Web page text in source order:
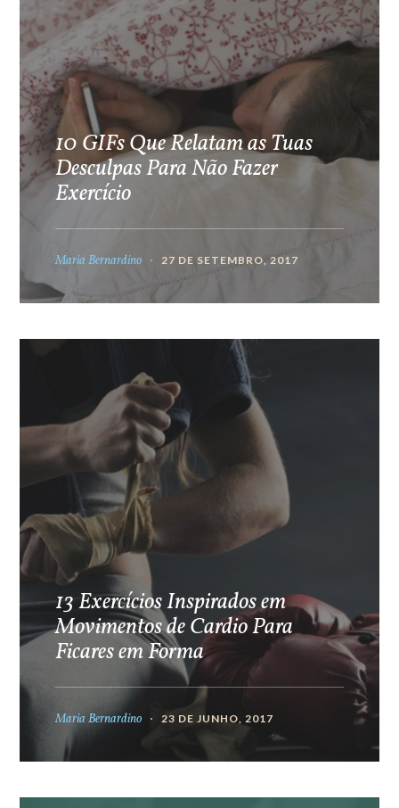
10 GIFs Que Relatam as Tuas
Desculpas Para Não Fazer
Exercício
Maria Bernardino 27 DE SETEMBRO, 2017
13 Exercícios Inspirados em
Movimentos de Cardio Para
Ficares em Forma
Maria Bernardino 23 DE JUNHO, 2017